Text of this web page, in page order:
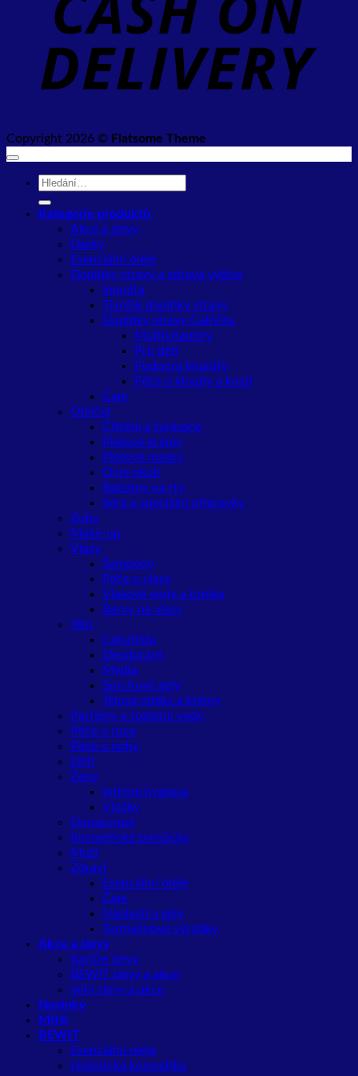
Copyright 2026 © Flatsome Theme
Hledat:
Kategorie produktů
Akce a slevy
Dárky
Esenciální oleje
Doplňky stravy a zdravá výživa
Imunita
TianDe doplňky stravy
Doplňky stravy CaliVita
Multivitamíny
Pro děti
Podpora Imunity
Péče o klouby a kosti
Čaje
Obličej
Čištění a tonizace
Pleťové krémy
Pleťové masky
Oční okolí
Balzámy na rty
Séra a speciální přípravky
Zuby
Make-up
Vlasy
Šampóny
Péče o vlasy
Vlasové vody a tonika
Barvy na vlasy
Tělo
Celulitida
Deodorant
Mýdla
Sprchové gely
Tělová mléka a krémy
Parfémy a toaletní vody
Péče o ruce
Péče o nohy
Děti
Ženy
Intimní hygiena
Vložky
Domácnost
Kosmetické pomůcky
Muži
Zdraví
Esenciální oleje
Čaje
Náplasti a gely
Turmalínové výrobky
Akce a slevy
tianDe slevy
BEWIT slevy a akce
mihi slevy a akce
Novinky
MIHI
BEWIT
Esenciální oleje
Holistická kosmetika